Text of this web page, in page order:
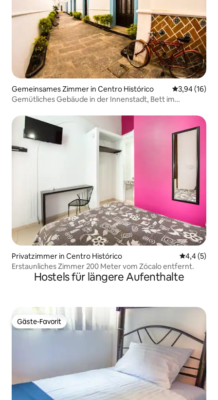
Gemeinsames Zimmer in Centro Histórico
3,94 (16)
Gemütliches Gebäude in der Innenstadt, Bett im
Privatzimmer in Centro Histórico
4,4 (5)
Erstaunliches Zimmer 200 Meter vom Zócalo entfernt.
Hostels für längere Aufenthalte
Gäste-Favorit
Gäste-Favorit